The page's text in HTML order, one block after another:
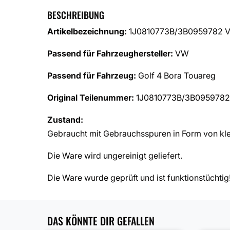
BESCHREIBUNG
Artikelbezeichnung: 1J0810773B/3B0959782
Passend für Fahrzeughersteller: VW
Passend für Fahrzeug: Golf 4 Bora Touareg
Original Teilenummer: 1J0810773B/3B0959782
Zustand:
Gebraucht mit Gebrauchsspuren in Form von
Die Ware wird ungereinigt geliefert.
Die Ware wurde geprüft und ist
DAS KÖNNTE DIR GEFALLEN